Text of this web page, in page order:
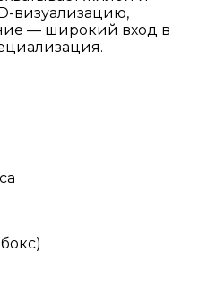
визуализацию,
— широкий вход в